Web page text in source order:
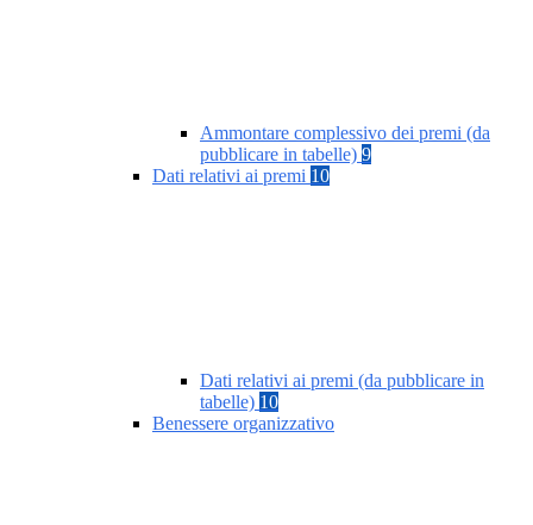
Ammontare complessivo dei premi (da
pubblicare in tabelle) 9
Dati relativi ai premi 10
Dati relativi ai premi (da pubblicare in
tabelle) 10
Benessere organizzativo